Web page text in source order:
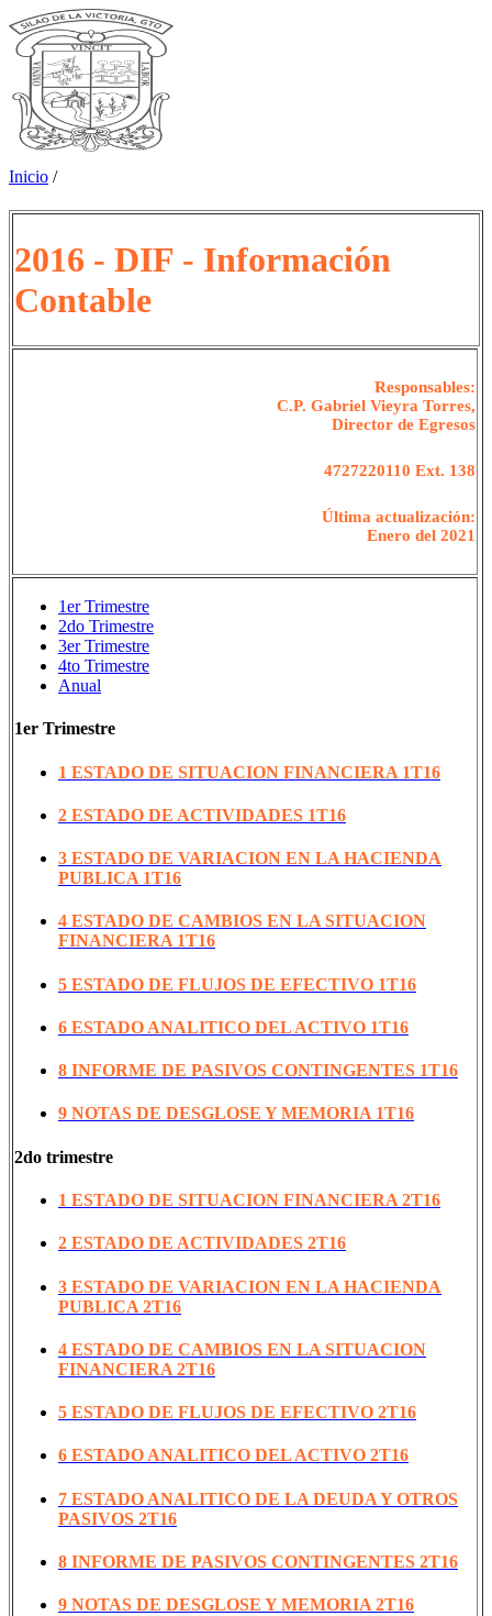
Inicio /
2016 - DIF - Información
Contable
Responsables:
C.P. Gabriel Vieyra Torres,
Director de Egresos
4727220110 Ext. 138
Última actualización:
Enero del 2021
1er Trimestre
2do Trimestre
3er Trimestre
4to Trimestre
Anual
1er Trimestre
1 ESTADO DE SITUACION FINANCIERA 1T16
2 ESTADO DE ACTIVIDADES 1T16
3 ESTADO DE VARIACION EN LA HACIENDA
PUBLICA 1T16
4 ESTADO DE CAMBIOS EN LA SITUACION
FINANCIERA 1T16
5 ESTADO DE FLUJOS DE EFECTIVO 1T16
6 ESTADO ANALITICO DEL ACTIVO 1T16
8 INFORME DE PASIVOS CONTINGENTES 1T16
9 NOTAS DE DESGLOSE Y MEMORIA 1T16
2do trimestre
1 ESTADO DE SITUACION FINANCIERA 2T16
2 ESTADO DE ACTIVIDADES 2T16
3 ESTADO DE VARIACION EN LA HACIENDA
PUBLICA 2T16
4 ESTADO DE CAMBIOS EN LA SITUACION
FINANCIERA 2T16
5 ESTADO DE FLUJOS DE EFECTIVO 2T16
6 ESTADO ANALITICO DEL ACTIVO 2T16
7 ESTADO ANALITICO DE LA DEUDA Y OTROS
PASIVOS 2T16
8 INFORME DE PASIVOS CONTINGENTES 2T16
9 NOTAS DE DESGLOSE Y MEMORIA 2T16